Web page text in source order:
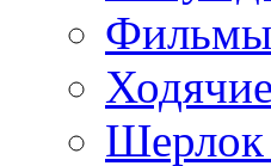
Фильмы
Шерлок